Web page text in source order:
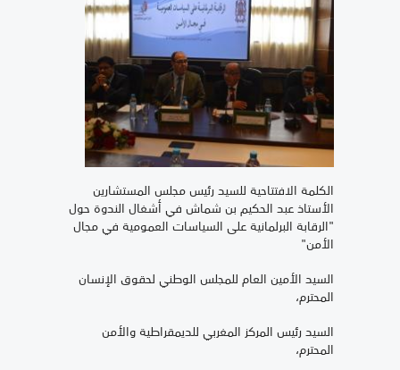
الكلمة الافتتاحية للسيد رئيس مجلس المستشارين
الأستاذ عبد الحكيم بن شماش في أشغال الندوة حول
"الرقابة البرلمانية على السياسات العمومية في مجال
الأمن"
السيد الأمين العام للمجلس الوطني لحقوق الإنسان
المحترم،
السيد رئيس المركز المغربي للديمقراطية والأمن
المحترم،